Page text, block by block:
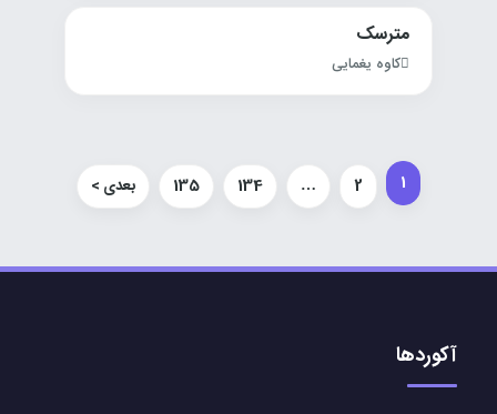
مترسک
کاوه یغمایی
1
2
…
134
135 بعدی >
آکوردها